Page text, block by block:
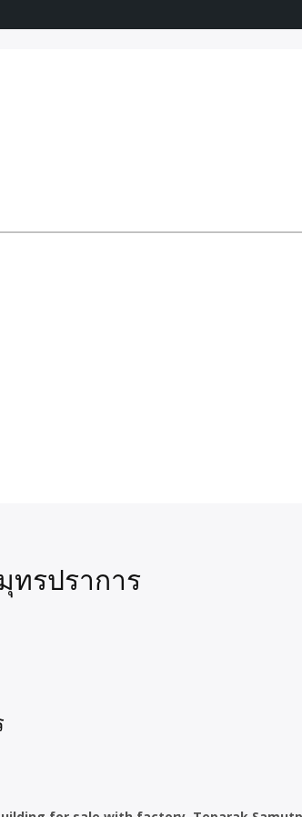
ำSEOรายเดือน
ยวในเมืองไทย
ายบ้าน รับจ้างโพสต์บ้านที่ดินติดหน้า1goolge ราค
ทรปราการ